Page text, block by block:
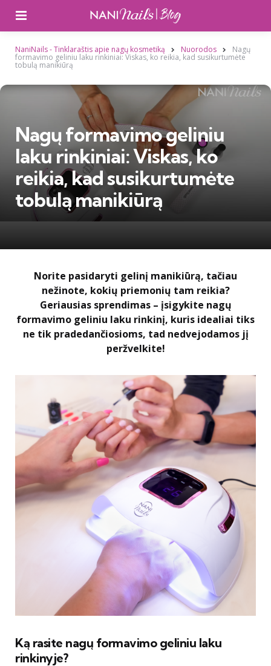
NaniNails - Tinklaraštis apie nagų kosmetiką Nuorodos Nagų
formavimo geliniu laku rinkiniai: Viskas, ko reikia, kad susikurtumėte
tobulą manikiūrą
Nagų formavimo geliniu
laku rinkiniai: Viskas, ko
reikia, kad susikurtumėte
tobulą manikiūrą
Norite pasidaryti gelinį manikiūrą, tačiau
nežinote, kokių priemonių tam reikia?
Geriausias sprendimas – įsigykite nagų
formavimo geliniu laku rinkinį, kuris idealiai tiks
ne tik pradedančiosioms, tad nedvejodamos jį
peržvelkite!
Ką rasite nagų formavimo geliniu laku
rinkinyje?